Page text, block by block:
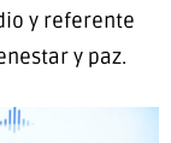
y referente
y paz.